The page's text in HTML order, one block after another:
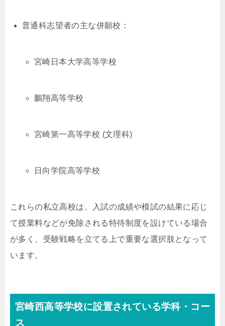
普通科志望者の主な併願校：
宮崎日本大学高等学校
鵬翔高等学校
宮崎第一高等学校 (文理科)
日向学院高等学校
これらの私立高校は、入試の成績や模試の結果に応じ
て授業料などが免除される特待制度を設けている場合
が多く、受験戦略を立てる上で重要な選択肢となって
います。
宮崎西高等学校に設置されている学科・コー
ス